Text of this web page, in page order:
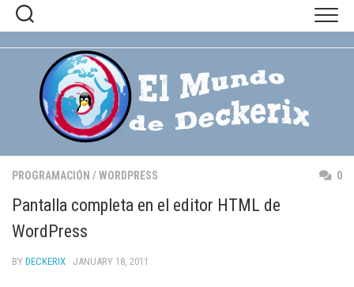
Skip
content
PROGRAMACIÓN / WORDPRESS 0
Pantalla completa en el editor HTML de
WordPress
BY DECKERIX · JANUARY 18, 2011